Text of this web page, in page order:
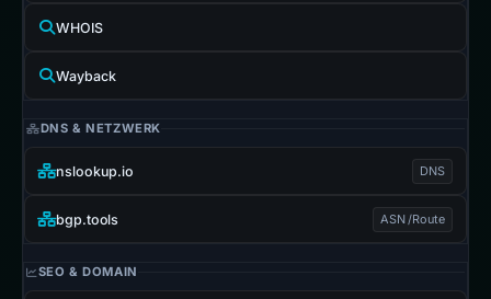
WHOIS
Wayback
DNS & NETZWERK
nslookup.io DNS
bgp.tools ASN /Route
SEO & DOMAIN